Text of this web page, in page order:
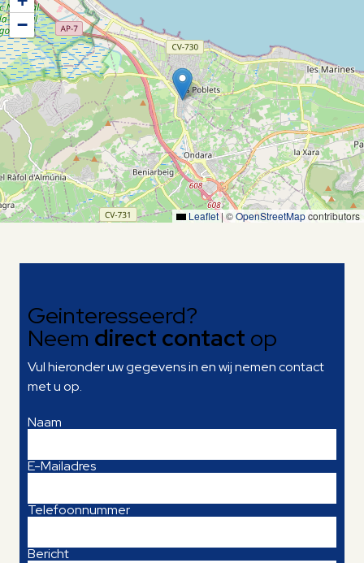
−
Leaflet|©OpenStreetMapcontributors
Geinteresseerd?
Neem direct contact op
Vul hieronder uw gegevens in en wij nemen contact
met u op.
Naam
E-Mailadres
Telefoonnummer
Bericht